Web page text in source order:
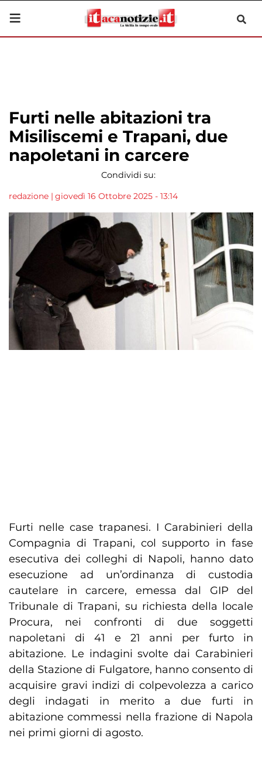
Furti nelle abitazioni tra
Misiliscemi e Trapani, due
napoletani in carcere
Condividi su:
redazione | giovedì 16 Ottobre 2025 - 13:14
Furti nelle case trapanesi. I Carabinieri della
Compagnia di Trapani, col supporto in fase
esecutiva dei colleghi di Napoli, hanno dato
esecuzione ad un’ordinanza di custodia
cautelare in carcere, emessa dal GIP del
Tribunale di Trapani, su richiesta della locale
Procura, nei confronti di due soggetti
napoletani di 41 e 21 anni per furto in
abitazione. Le indagini svolte dai Carabinieri
della Stazione di Fulgatore, hanno consento di
acquisire gravi indizi di colpevolezza a carico
degli indagati in merito a due furti in
abitazione commessi nella frazione di Napola
nei primi giorni di agosto.